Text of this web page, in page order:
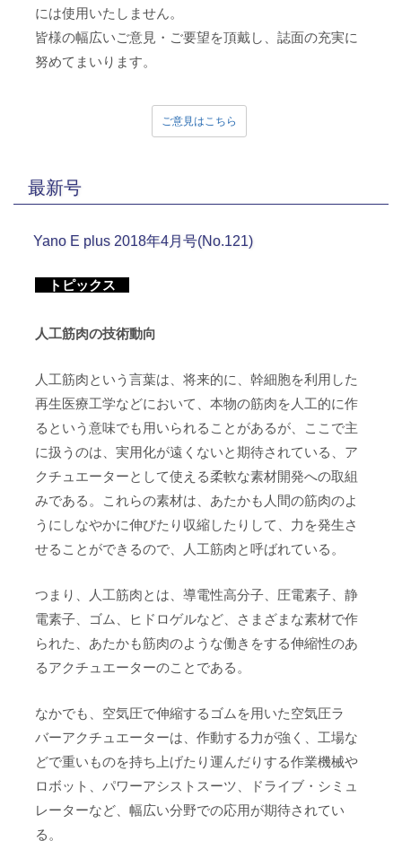
には使用いたしません。
皆様の幅広いご意見・ご要望を頂戴し、誌面の充実に
努めてまいります。
ご意見はこちら
最新号
Yano E plus 2018年4月号(No.121)
トピックス
人工筋肉の技術動向
人工筋肉という言葉は、将来的に、幹細胞を利用した
再生医療工学などにおいて、本物の筋肉を人工的に作
るという意味でも用いられることがあるが、ここで主
に扱うのは、実用化が遠くないと期待されている、ア
クチュエーターとして使える柔軟な素材開発への取組
みである。これらの素材は、あたかも人間の筋肉のよ
うにしなやかに伸びたり収縮したりして、力を発生さ
せることができるので、人工筋肉と呼ばれている。
つまり、人工筋肉とは、導電性高分子、圧電素子、静
電素子、ゴム、ヒドロゲルなど、さまざまな素材で作
られた、あたかも筋肉のような働きをする伸縮性のあ
るアクチュエーターのことである。
なかでも、空気圧で伸縮するゴムを用いた空気圧ラ
バーアクチュエーターは、作動する力が強く、工場な
どで重いものを持ち上げたり運んだりする作業機械や
ロボット、パワーアシストスーツ、ドライブ・シミュ
レーターなど、幅広い分野での応用が期待されてい
る。